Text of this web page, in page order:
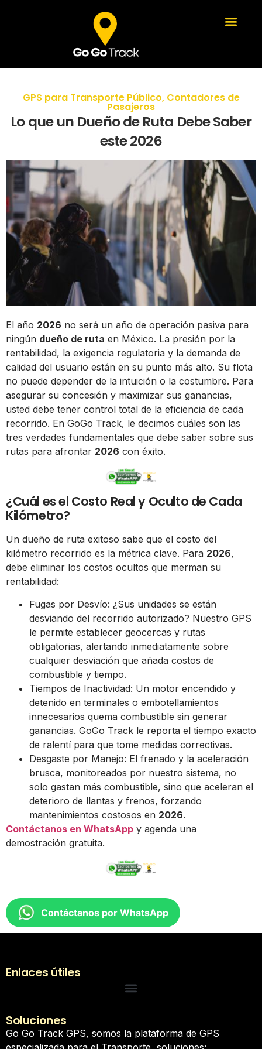
GPS para Transporte Público, Contadores de
Pasajeros
Lo que un Dueño de Ruta Debe Saber
este 2026
El año 2026 no será un año de operación pasiva para
ningún dueño de ruta en México. La presión por la
rentabilidad, la exigencia regulatoria y la demanda de
calidad del usuario están en su punto más alto. Su flota
no puede depender de la intuición o la costumbre. Para
asegurar su concesión y maximizar sus ganancias,
usted debe tener control total de la eficiencia de cada
recorrido. En GoGo Track, le decimos cuáles son las
tres verdades fundamentales que debe saber sobre sus
rutas para afrontar 2026 con éxito.
¿Cuál es el Costo Real y Oculto de Cada
Kilómetro?
Un dueño de ruta exitoso sabe que el costo del
kilómetro recorrido es la métrica clave. Para 2026,
debe eliminar los costos ocultos que merman su
rentabilidad:
Fugas por Desvío: ¿Sus unidades se están
desviando del recorrido autorizado? Nuestro GPS
le permite establecer geocercas y rutas
obligatorias, alertando inmediatamente sobre
cualquier desviación que añada costos de
combustible y tiempo.
Tiempos de Inactividad: Un motor encendido y
detenido en terminales o embotellamientos
innecesarios quema combustible sin generar
ganancias. GoGo Track le reporta el tiempo exacto
de ralentí para que tome medidas correctivas.
Desgaste por Manejo: El frenado y la aceleración
brusca, monitoreados por nuestro sistema, no
solo gastan más combustible, sino que aceleran el
deterioro de llantas y frenos, forzando
mantenimientos costosos en 2026.
Contáctanos en WhatsApp y agenda una
demostración gratuita.
Contáctanos por WhatsApp
Enlaces útiles
Soluciones
Go Go Track GPS, somos la plataforma de GPS